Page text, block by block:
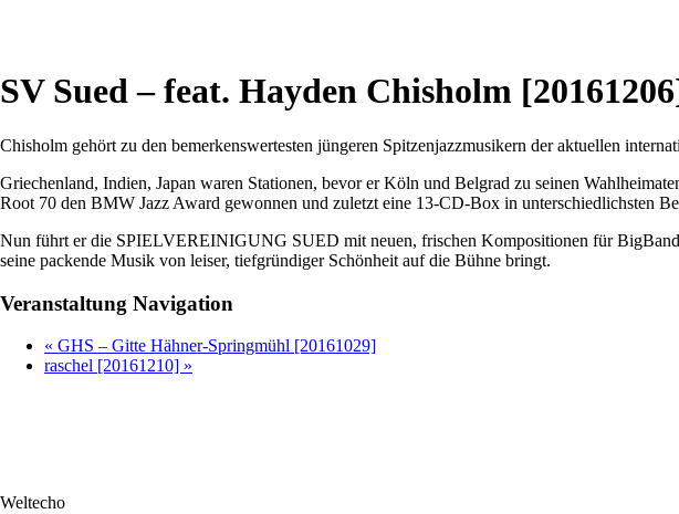
SV Sued – feat. Hayden Chisholm
Chisholm gehört zu den bemerkenswertesten jüngeren Spitzenjazzmusikern der aktuellen
Griechenland, Indien, Japan waren Stationen, bevor er Köln und Belgrad zu seinen
Root 70 den BMW Jazz Award gewonnen und zuletzt eine 13-CD-Box in unterschiedlichsten
Nun führt er die SPIELVEREINIGUNG SUED mit neuen, frischen Kompositionen für
seine packende Musik von leiser, tiefgründiger Schönheit auf die Bühne bringt.
Veranstaltung Navigation
« GHS – Gitte Hähner-Springmühl [20161029]
raschel [20161210] »
Weltecho